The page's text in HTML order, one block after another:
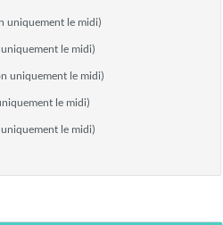
uniquement le midi)
le midi)
uniquement le midi)
le midi)
le midi)